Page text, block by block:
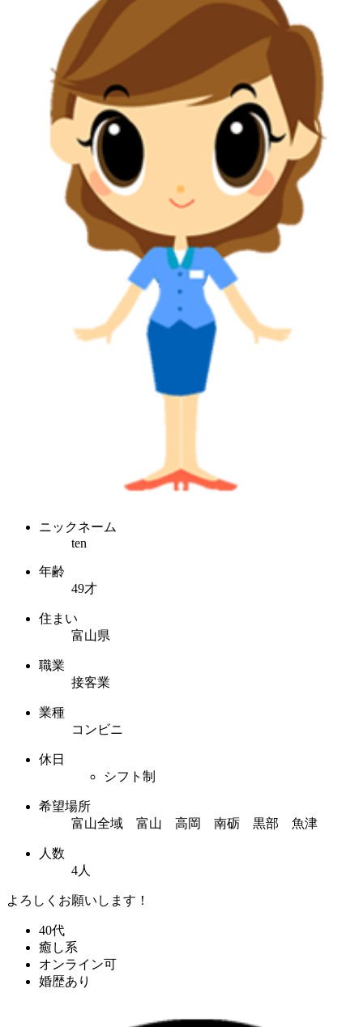
ニックネーム
ten
年齢
49才
住まい
富山県
職業
接客業
業種
コンビニ
休日
シフト制
希望場所
富山全域 富山 高岡 南砺 黒部 魚津
人数
4人
よろしくお願いします！
40代
癒し系
オンライン可
婚歴あり